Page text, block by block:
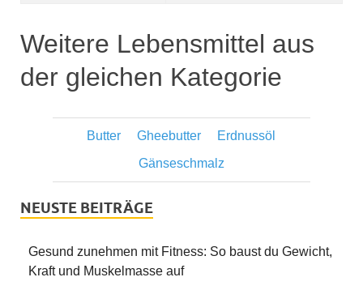
Weitere Lebensmittel aus
der gleichen Kategorie
Butter Gheebutter
Erdnussöl
Gänseschmalz
NEUSTE BEITRÄGE
Gesund zunehmen mit Fitness: So baust du Gewicht,
Kraft und Muskelmasse auf